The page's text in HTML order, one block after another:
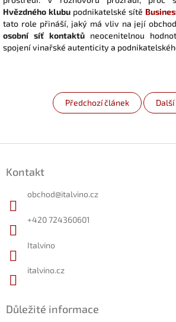
Hvězdného klubu podnikatelské sítě
tato role přináší, jaký má vliv na její
osobní síť kontaktů neocenitelnou
spojení vinařské autenticity a
Předchozí článek
Kontakt
obchod@italvino.cz
+420 724360601
Italvino
italvino.cz
Důležité informace